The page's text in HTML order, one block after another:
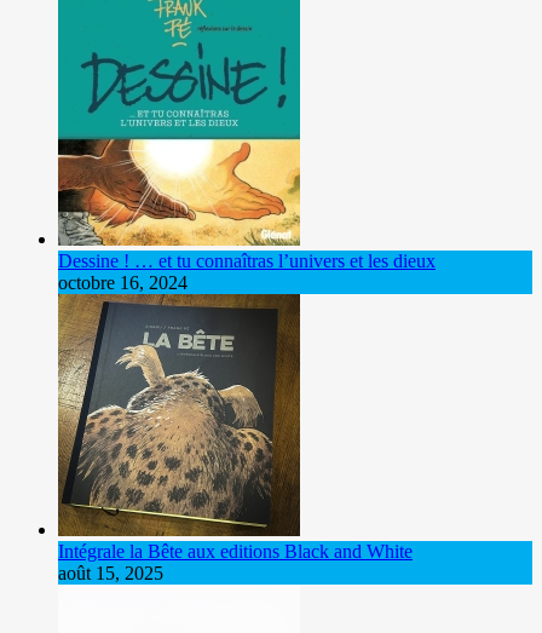
Dessine ! … et tu connaîtras l’univers et les dieux
octobre 16, 2024
Intégrale la Bête aux editions Black and White
août 15, 2025